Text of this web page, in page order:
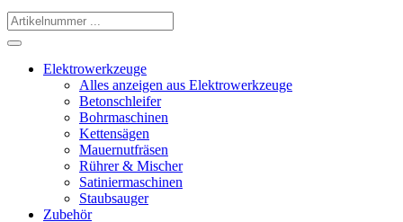
Elektrowerkzeuge
Alles anzeigen aus Elektrowerkzeuge
Betonschleifer
Bohrmaschinen
Kettensägen
Mauernutfräsen
Rührer & Mischer
Satiniermaschinen
Staubsauger
Zubehör